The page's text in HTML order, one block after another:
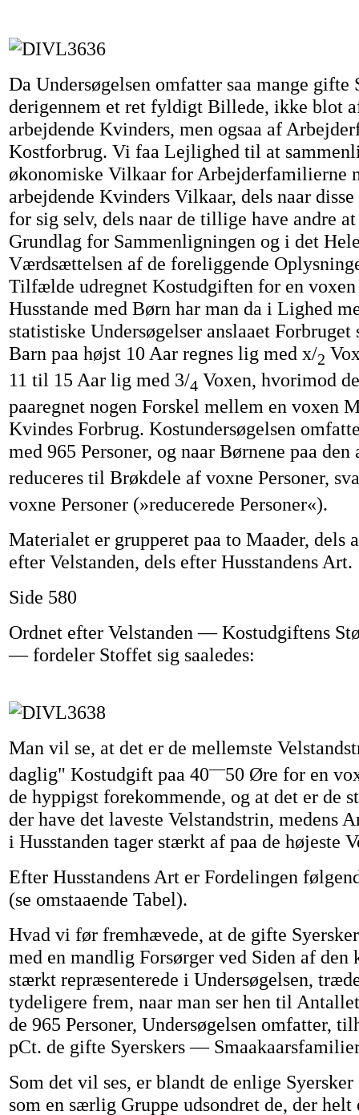
Da Undersøgelsen omfatter saa mange gifte
derigennem et ret fyldigt Billede, ikke blot
arbejdende Kvinders, men ogsaa af
Kostforbrug. Vi faa Lejlighed til at
økonomiske Vilkaar for Arbejderfamilierne
arbejdende Kvinders Vilkaar, dels naar
for sig selv, dels naar de tillige have andre
Grundlag for Sammenligningen og i det
Værdsættelsen af de foreliggende
Tilfælde udregnet Kostudgiften for en voxen
Husstande med Børn har man da i Lighed
statistiske Undersøgelser anslaaet Forbruget
Barn paa højst 10 Aar regnes lig med x/2
11 til 15 Aar lig med 3/4 Voxen, hvorimod
paaregnet nogen Forskel mellem en voxen
Kvindes Forbrug. Kostundersøgelsen
med 965 Personer, og naar Børnene paa
reduceres til Brøkdele af voxne Personer,
voxne Personer (»reducerede Personer«).
Materialet er grupperet paa to Maader, dels
efter Velstanden, dels efter Husstandens Art.
Side 580
Ordnet efter Velstanden — Kostudgiftens
— fordeler Stoffet sig saaledes:
Man vil se, at det er de mellemste
daglig" Kostudgift paa 40—50 Øre for en
de hyppigst forekommende, og at det er de
der have det laveste Velstandstrin, medens
i Husstanden tager stærkt af paa de højeste
Efter Husstandens Art er Fordelingen
(se omstaaende Tabel).
Hvad vi før fremhævede, at de gifte
med en mandlig Forsørger ved Siden af den
stærkt repræsenterede i Undersøgelsen,
tydeligere frem, naar man ser hen til
de 965 Personer, Undersøgelsen omfatter,
pCt. de gifte Syerskers —
Som det vil ses, er blandt de enlige Syersker
som en særlig Gruppe udsondret de, der helt